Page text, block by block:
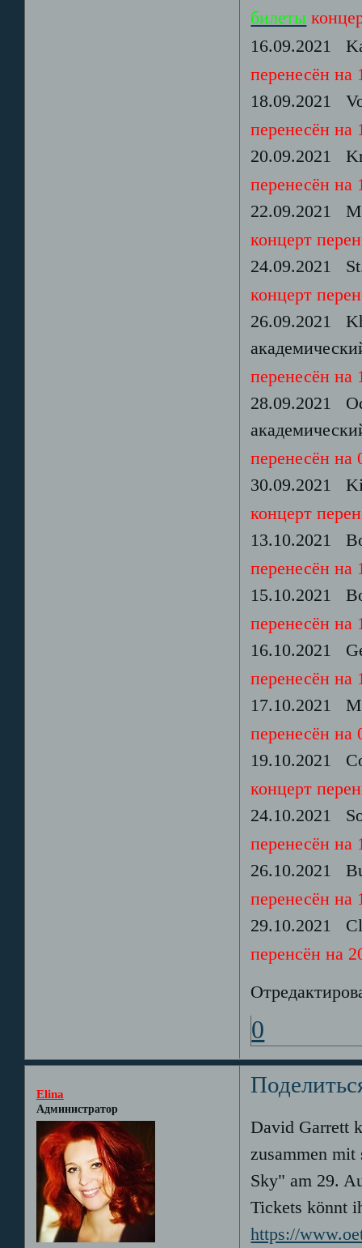
билеты
16.09.2021
перенесён на
18.09.2021
перенесён на
20.09.2021
перенесён на
22.09.2021
концерт
24.09.2021
концерт
26.09.2021
перенесён на
28.09.2021
перенесён на
30.09.2021
концерт
13.10.2021
перенесён на
15.10.2021
перенесён на
16.10.2021
перенесён на
17.10.2021
перенесён на
19.10.2021
концерт
24.10.2021
перенесён на
26.10.2021
перенесён на
29.10.2021
перенсён на
0
Elina
Администратор
David Garrett
zusammen
Sky" am 29.
Tickets könnt
https://